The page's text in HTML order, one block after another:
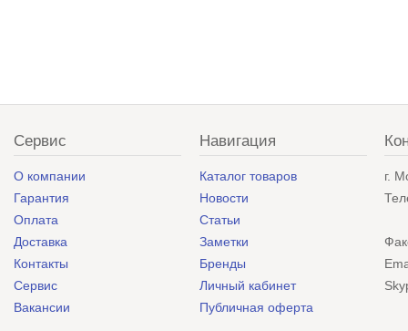
Сервис
О компании
Гарантия
Оплата
Доставка
Контакты
Сервис
Вакансии
Навигация
Каталог товаров
Новости
Статьи
Заметки
Бренды
Личный кабинет
Публичная оферта
г.